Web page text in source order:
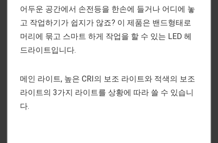
어두운 공간에서 손전등을 한손에 들거나 어디에 놓
고 작업하기가 쉽지가 않죠? 이 제품은 밴드형태로
머리에 묶고 스마트 하게 작업을 할 수 있는 LED 헤
드라이트입니다.
메인 라이트, 높은 CRI의 보조 라이트와 적색의 보조
라이트의 3가지 라이트를 상황에 따라 쓸 수 있습니
다.